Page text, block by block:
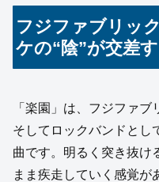
フジファブリッ
ケの“陰”が交差
「楽園」は、フジファブ
そしてロックバンドとし
曲です。明るく突き抜け
まま疾走していく感覚が